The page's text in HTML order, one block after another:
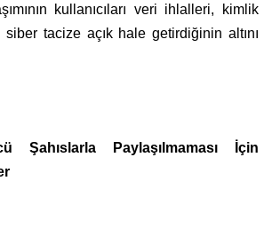
kullanıcıları veri ihlalleri, kimlik
siber tacize açık hale getirdiğinin altını
Şahıslarla Paylaşılmaması İçin